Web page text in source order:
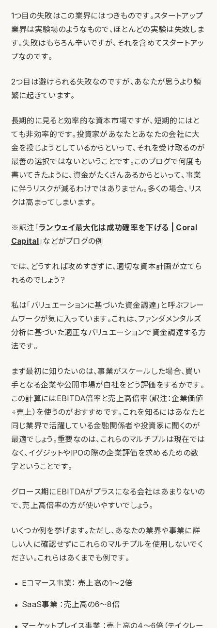
1つ目の失敗はこの業界にはつきものです。スタートアップ
業界は実験場のようなもので、ほとんどの実験は失敗しま
す。失敗はもちろん辛いですが、それを含めてスタートアッ
プなのです。
2つ目は避けられる失敗なのですが、あなたが思うより頻
繁に起きています。
長期的に見ると効率的な資本市場ですが、短期的にはと
ても非効率的です。投資家があなたとあなたの会社に大
金を投じようとしているからといって、それを受け取るのが
最善の選択ではないということです。このブログで何度も
書いてきたように、資金がたくさんあるからといって、事業
に伴うリスクが減るわけではありません。多くの場合、リス
クは高まってしまいます。
※訳注「ランウェイ最大化は成功確率を下げる | Coral
Capital」などがブログの例
では、どうすれば攻めすぎずに、適切な資本計画が立てら
れるのでしょう？
私は「バリュエーションに基づいた資金調達」と呼ぶフレー
ムワークが気に入っています。これは、ファンダメンタルズ
分析に基づいた適正なバリュエーションで資金調達する方
法です。
まず最初に知りたいのは、事業がスケールした場合、買い
手となる企業や公開市場が自社をどう評価をするかです。
この計算にはEBITDA倍率と売上高倍率（訳注：企業価値
÷売上）を使うのがおすすめです。これを知るにはあなたと
同じ業界で活躍している金融関係者や投資家に聞くのが
最適でしょう。重要なのは、これらのマルチプルは現在では
なく、イグジットやIPOの際の企業評価を求めるための数
字ということです。
グロース期にEBITDAがプラスになる会社はあまりないの
で、売上高倍率の方が使いやすいでしょう。
いくつか例を挙げます。ただし、あなたの業界や事業に詳
しい人に確認せずにこれらのマルチプルを使用しないでく
ださい。これらはあくまでも例です。
Eコマース事業： 売上高の1～2倍
SaaS事業 ：売上高の6〜8倍
マーケットプレイス事業 ：売上高の4〜6倍（テイクレー